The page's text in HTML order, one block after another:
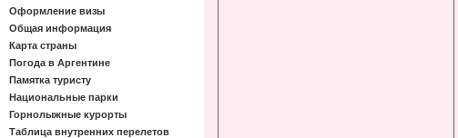
Оформление визы
Общая информация
Карта страны
Погода в Аргентине
Памятка туристу
Национальные парки
Горнолыжные курорты
Таблица внутренних перелетов